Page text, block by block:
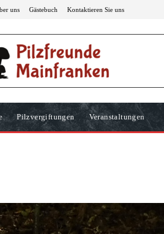
uns Gästebuch Kontaktieren Sie uns
Pilzvergiftungen Veranstaltungen